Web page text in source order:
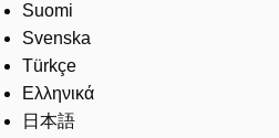
Suomi
Svenska
Türkçe
Ελληνικά
日本語